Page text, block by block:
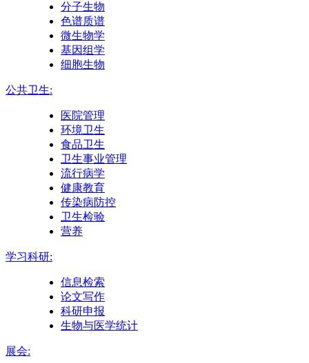
分子生物
色谱质谱
微生物学
基因组学
细胞生物
公共卫生:
医院管理
环境卫生
食品卫生
卫生事业管理
流行病学
健康教育
传染病防控
卫生检验
营养
学习科研:
信息检索
论文写作
科研申报
生物与医学统计
展会: